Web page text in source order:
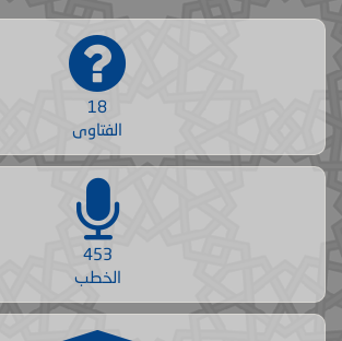
18
الفتاوى
453
الخطب